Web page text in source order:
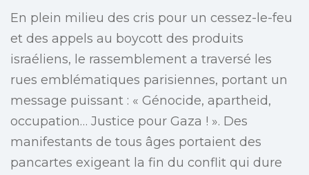
En plein milieu des cris pour un cessez-le-feu
et des appels au boycott des produits
israéliens, le rassemblement a traversé les
rues emblématiques parisiennes, portant un
message puissant : « Génocide, apartheid,
occupation… Justice pour Gaza ! ». Des
manifestants de tous âges portaient des
pancartes exigeant la fin du conflit qui dure